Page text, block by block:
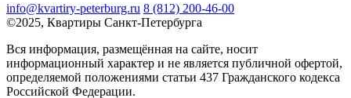
info@kvartiry-peterburg.ru 8 (812) 200-46-00
©2025, Квартиры Санкт-Петербурга
Вся информация, размещённая на сайте, носит
информационный характер и не является публичной офертой,
определяемой положениями статьи 437 Гражданского кодекса
Российской Федерации.